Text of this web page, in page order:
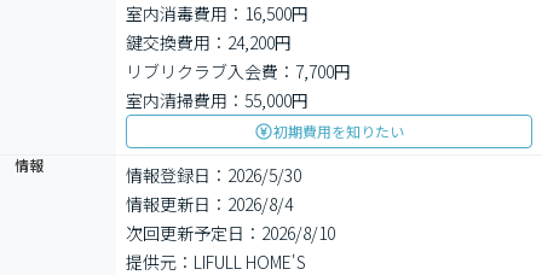
室内消毒費用：16,500円
鍵交換費用：24,200円
リブリクラブ入会費：7,700円
室内清掃費用：55,000円
初期費用を知りたい
情報
情報登録日：2026/5/30
情報更新日：2026/8/4
次回更新予定日：2026/8/10
提供元：LIFULL HOME'S